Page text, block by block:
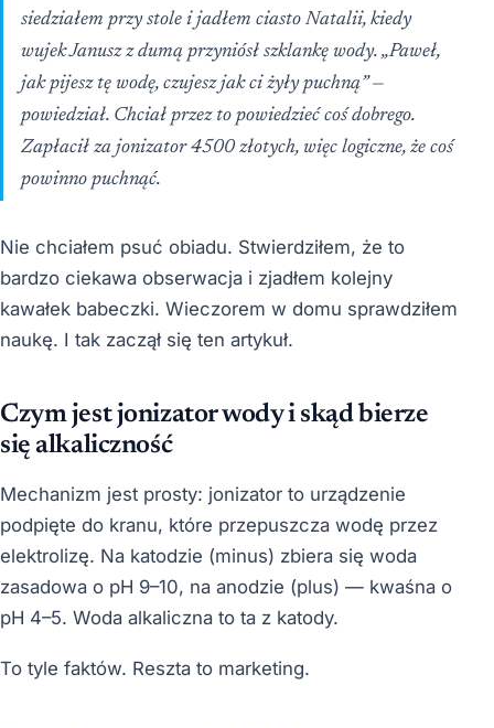
siedziałem przy stole i jadłem ciasto Natalii, kiedy
wujek Janusz z dumą przyniósł szklankę wody. „Paweł,
jak pijesz tę wodę, czujesz jak ci żyły puchną” —
powiedział. Chciał przez to powiedzieć coś dobrego.
Zapłacił za jonizator 4500 złotych, więc logiczne, że coś
powinno puchnąć.
Nie chciałem psuć obiadu. Stwierdziłem, że to
bardzo ciekawa obserwacja i zjadłem kolejny
kawałek babeczki. Wieczorem w domu sprawdziłem
naukę. I tak zaczął się ten artykuł.
Czym jest jonizator wody i skąd bierze
się alkaliczność
Mechanizm jest prosty: jonizator to urządzenie
podpięte do kranu, które przepuszcza wodę przez
elektrolizę. Na katodzie (minus) zbiera się woda
zasadowa o pH 9–10, na anodzie (plus) — kwaśna o
pH 4–5. Woda alkaliczna to ta z katody.
To tyle faktów. Reszta to marketing.